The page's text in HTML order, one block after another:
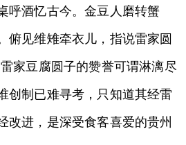
呼酒忆古今。金豆人磨转蟹
俯见维雉牵衣儿，指说雷家圆
家豆腐圆子的赞誉可谓淋漓尽
创制已难寻考，只知道其经雷
改进，是深受食客喜爱的贵州